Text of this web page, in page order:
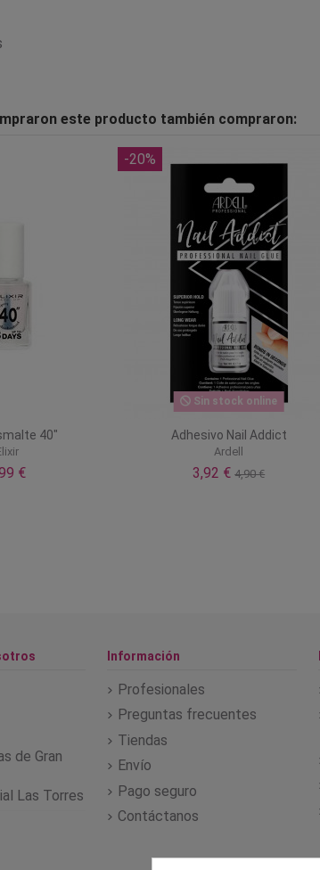
este producto también compraron:
40"
€
-20%
Sin stock online
Adhesivo Nail Addict
Ardell
3,92 €4,90 €
de Gran
Las Torres
Información
Profesionales
Preguntas frecuentes
Tiendas
Envío
Pago seguro
Contáctanos